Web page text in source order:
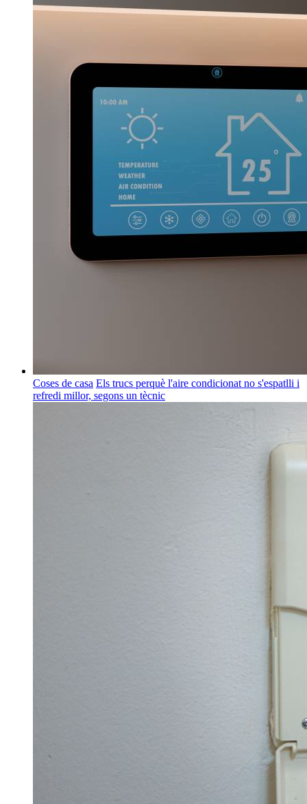
Coses de casa Els trucs perquè l'aire condicionat no s'espatlli i
refredi millor, segons un tècnic